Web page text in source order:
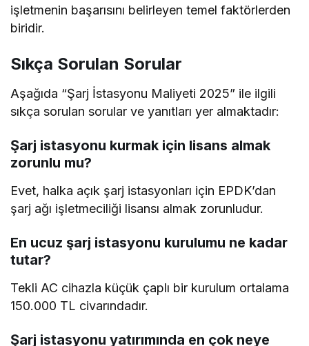
işletmenin başarısını belirleyen temel faktörlerden
biridir.
Sıkça Sorulan Sorular
Aşağıda “Şarj İstasyonu Maliyeti 2025” ile ilgili
sıkça sorulan sorular ve yanıtları yer almaktadır:
Şarj istasyonu kurmak için lisans almak
zorunlu mu?
Evet, halka açık şarj istasyonları için EPDK’dan
şarj ağı işletmeciliği lisansı almak zorunludur.
En ucuz şarj istasyonu kurulumu ne kadar
tutar?
Tekli AC cihazla küçük çaplı bir kurulum ortalama
150.000 TL civarındadır.
Şarj istasyonu yatırımında en çok neye